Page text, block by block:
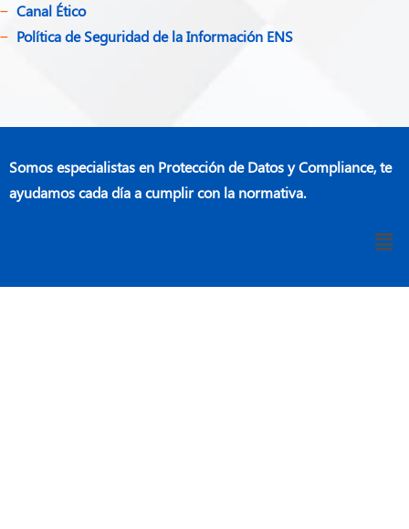
Canal Ético
Política de Seguridad de la Información ENS
Somos especialistas en Protección de Datos y Compliance, te
ayudamos cada día a cumplir con la normativa.